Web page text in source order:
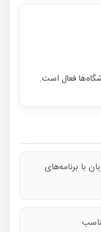
فعال است.
با برنامه‌های